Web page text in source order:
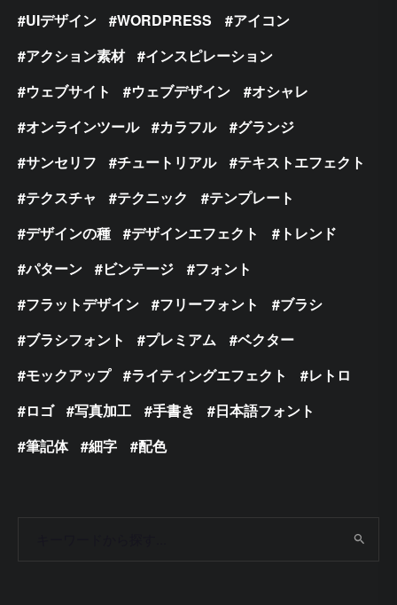
UIデザイン
WORDPRESS
アイコン
アクション素材
インスピレーション
ウェブサイト
ウェブデザイン
オシャレ
オンラインツール
カラフル
グランジ
サンセリフ
チュートリアル
テキストエフェクト
テクスチャ
テクニック
テンプレート
デザインの種
デザインエフェクト
トレンド
パターン
ビンテージ
フォント
フラットデザイン
フリーフォント
ブラシ
ブラシフォント
プレミアム
ベクター
モックアップ
ライティングエフェクト
レトロ
ロゴ
写真加工 手書き
日本語フォント
筆記体
細字 配色